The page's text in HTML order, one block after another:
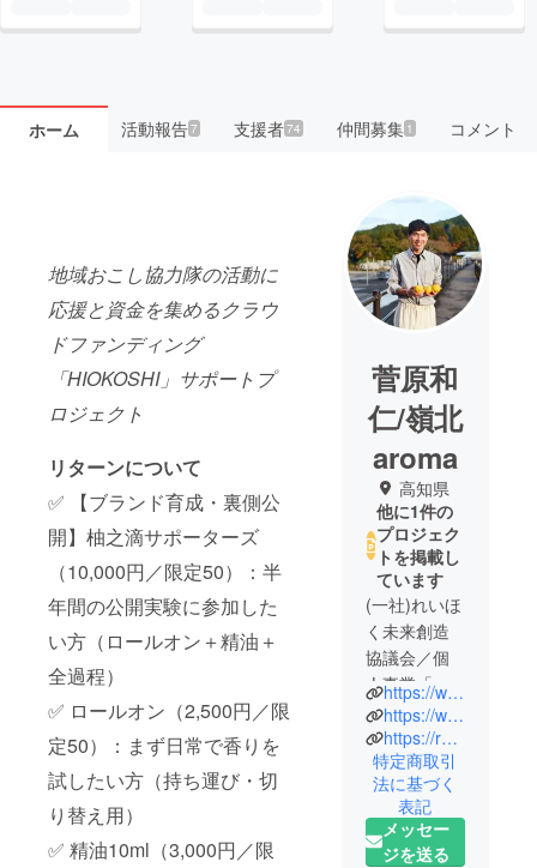
ホーム 活動報告7 支援者74 仲間募集 1 コメント
地域おこし協力隊の活動に
応援と資金を集めるクラウ
ドファンディング
「HIOKOSHI」サポートプ
ロジェクト
リターンについて
✅ 【ブランド育成・裏側公
開】柚之滴サポーターズ
（10,000円／限定50）：半
年間の公開実験に参加した
い方（ロールオン＋精油＋
全過程）
✅ ロールオン（2,500円／限
定50）：まず日常で香りを
試したい方（持ち運び・切
り替え用）
✅ 精油10ml（3,000円／限
菅原和
仁/嶺北
aroma
高知県
他に1件の
プロジェク
トを掲載し
ています
(一社)れいほ
く未来創造
協議会／個
人事業「嶺
北aroma」
神奈川県横
浜市出身。
2021年9月よ
り高知県土
佐町在住。
https://www.facebook.com/reihoku.aroma
https://www.instagram.com/suga_yuzupeel/
https://reihoku-aroma.netlify.app/
特定商取引
法に基づく
表記
メッセー
ジを送る